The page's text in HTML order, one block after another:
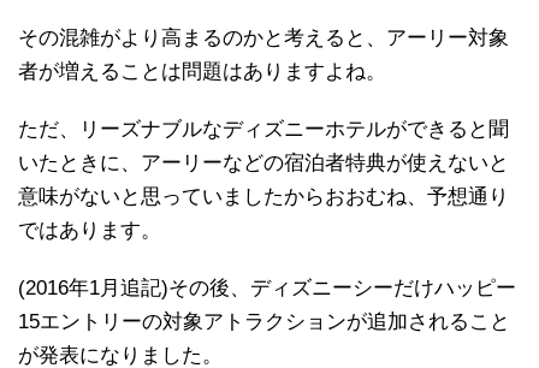
その混雑がより高まるのかと考えると、アーリー対象
者が増えることは問題はありますよね。
ただ、リーズナブルなディズニーホテルができると聞
いたときに、アーリーなどの宿泊者特典が使えないと
意味がないと思っていましたからおおむね、予想通り
ではあります。
(2016年1月追記)その後、ディズニーシーだけハッピー
15エントリーの対象アトラクションが追加されること
が発表になりました。